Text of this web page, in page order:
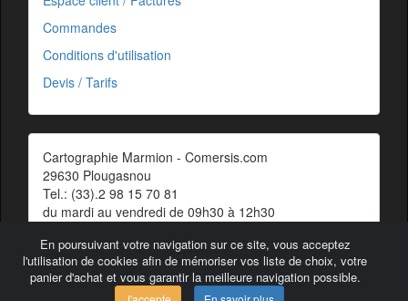
En poursuivant votre navigation sur ce site, vous acceptez
l'utilisation de cookies afin de mémoriser vos liste de choix, votre
panier d'achat et vous garantir la meilleure navigation possible.
Commandes
Conditions d'utilisation
Devis / Tarifs
Cartographie Marmion - Comersis.com
29630 Plougasnou
Tel.: (33).2 98 15 70 81
du mardi au vendredi de 09h30 à 12h30
Contact